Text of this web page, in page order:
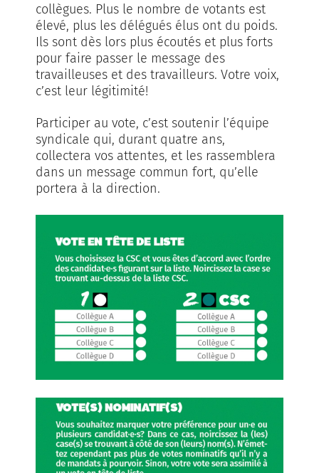
collègues. Plus le nombre de votants est
élevé, plus les délégués élus ont du poids.
Ils sont dès lors plus écoutés et plus forts
pour faire passer le message des
travailleuses et des travailleurs. Votre voix,
c’est leur légitimité!
Participer au vote, c’est soutenir l’équipe
syndicale qui, durant quatre ans,
collectera vos attentes, et les rassemblera
dans un message commun fort, qu’elle
portera à la direction.